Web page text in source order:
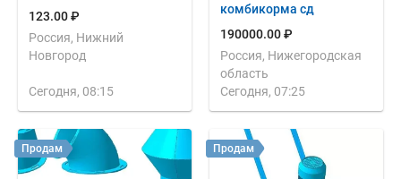
123.00 ₽
Россия, Нижний
Новгород
Сегодня, 08:15
комбикорма сд
190000.00 ₽
Россия, Нижегородская
область
Сегодня, 07:25
Продам Продам